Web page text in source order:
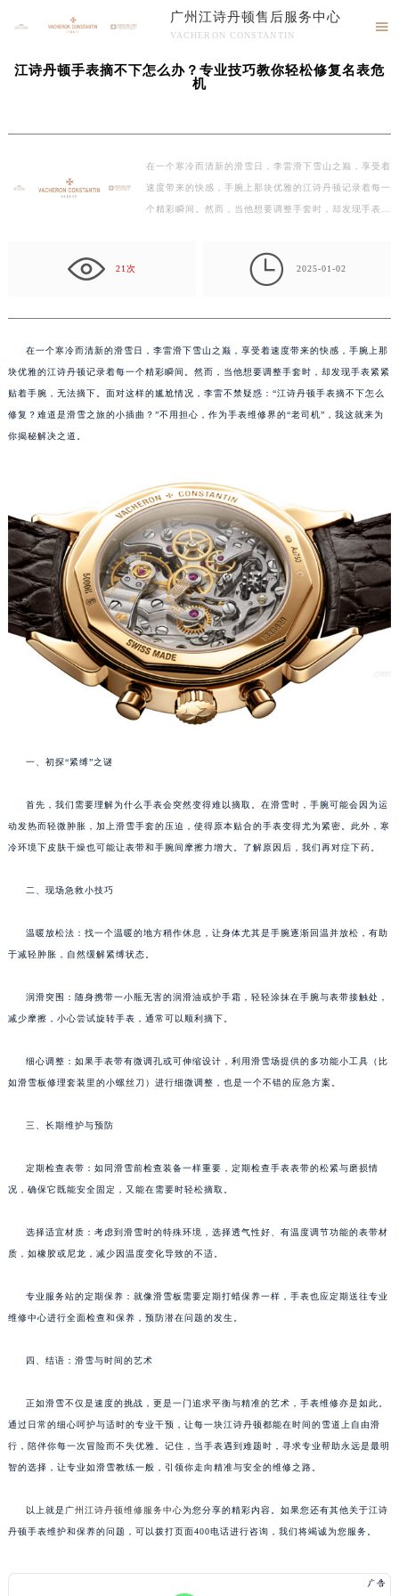
广州江诗丹顿售后服务中心
VACHERON CONSTANTIN

广州江诗丹顿维修服务中心 >文章> 江诗丹顿手表摘不下怎么办？专业技巧
江诗丹顿手表摘不下怎么办？专业技巧教你轻松修复名表危
机
在一个寒冷而清新的滑雪日，李雷滑下雪山之巅，享受着
速度带来的快感，手腕上那块优雅的江诗丹顿记录着每一
个精彩瞬间。然而，当他想要调整手套时，却发现手表紧
21次  2025-01-02
在一个寒冷而清新的滑雪日，李雷滑下雪山之巅，享受着速度带来的快感，手腕上那
块优雅的江诗丹顿记录着每一个精彩瞬间。然而，当他想要调整手套时，却发现手表紧紧
贴着手腕，无法摘下。面对这样的尴尬情况，李雷不禁疑惑：“江诗丹顿手表摘不下怎么
修复？难道是滑雪之旅的小插曲？”不用担心，作为手表维修界的“老司机”，我这就来为
你揭秘解决之道。
一、初探“紧缚”之谜
首先，我们需要理解为什么手表会突然变得难以摘取。在滑雪时，手腕可能会因为运
动发热而轻微肿胀，加上滑雪手套的压迫，使得原本贴合的手表变得尤为紧密。此外，寒
冷环境下皮肤干燥也可能让表带和手腕间摩擦力增大。了解原因后，我们再对症下药。
二、现场急救小技巧
温暖放松法：找一个温暖的地方稍作休息，让身体尤其是手腕逐渐回温并放松，有助
于减轻肿胀，自然缓解紧缚状态。
润滑突围：随身携带一小瓶无害的润滑油或护手霜，轻轻涂抹在手腕与表带接触处，
减少摩擦，小心尝试旋转手表，通常可以顺利摘下。
细心调整：如果手表带有微调孔或可伸缩设计，利用滑雪场提供的多功能小工具（比
如滑雪板修理套装里的小螺丝刀）进行细微调整，也是一个不错的应急方案。
三、长期维护与预防
定期检查表带：如同滑雪前检查装备一样重要，定期检查手表表带的松紧与磨损情
况，确保它既能安全固定，又能在需要时轻松摘取。
选择适宜材质：考虑到滑雪时的特殊环境，选择透气性好、有温度调节功能的表带材
质，如橡胶或尼龙，减少因温度变化导致的不适。
专业服务站的定期保养：就像滑雪板需要定期打蜡保养一样，手表也应定期送往专业
维修中心进行全面检查和保养，预防潜在问题的发生。
四、结语：滑雪与时间的艺术
正如滑雪不仅是速度的挑战，更是一门追求平衡与精准的艺术，手表维修亦是如此。
通过日常的细心呵护与适时的专业干预，让每一块江诗丹顿都能在时间的雪道上自由滑
行，陪伴你每一次冒险而不失优雅。记住，当手表遇到难题时，寻求专业帮助永远是最明
智的选择，让专业如滑雪教练一般，引领你走向精准与安全的维修之路。
以上就是 广州江诗丹顿维修服务中心为您分享的精彩内容。如果您还有其他关于江诗
丹顿手表维护和保养的问题，可以拨打页面400电话进行咨询，我们将竭诚为您服务。